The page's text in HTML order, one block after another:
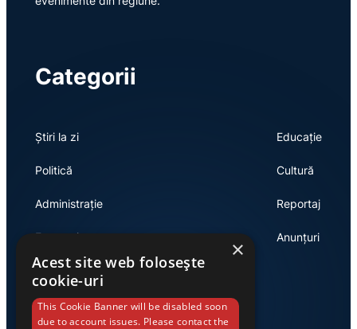
Categorii
Știri la zi
Politică
Administrație
Economie
Educație
Cultură
Reportaj
Anunțuri
Link-uri utile
×
Acest site web folosește
cookie-uri
This Cookie Banner will be disabled soon
due to account issues. Please contact the